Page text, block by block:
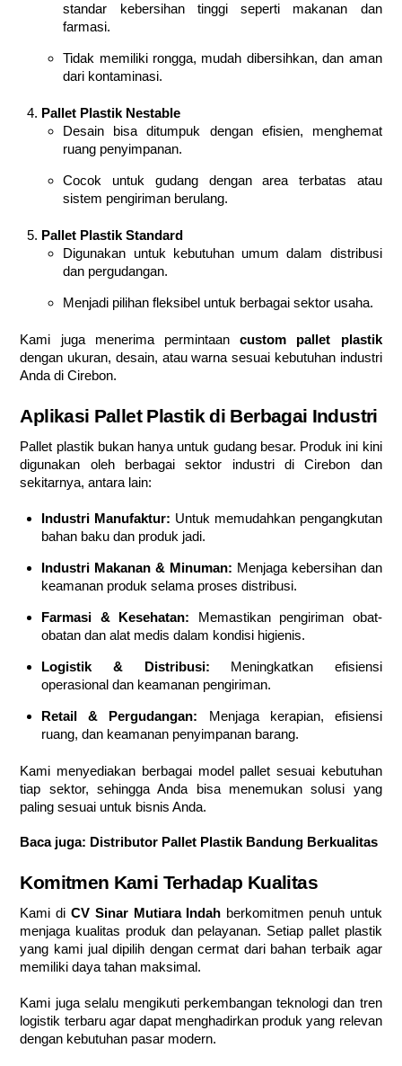
standar kebersihan tinggi seperti makanan dan
farmasi.
Tidak memiliki rongga, mudah dibersihkan, dan aman
dari kontaminasi.
Pallet Plastik Nestable
Desain bisa ditumpuk dengan efisien, menghemat
ruang penyimpanan.
Cocok untuk gudang dengan area terbatas atau
sistem pengiriman berulang.
Pallet Plastik Standard
Digunakan untuk kebutuhan umum dalam distribusi
dan pergudangan.
Menjadi pilihan fleksibel untuk berbagai sektor usaha.
Kami juga menerima permintaancustom pallet plastik
dengan ukuran, desain, atau warna sesuai kebutuhan industri
Anda di Cirebon.
Aplikasi Pallet Plastik di Berbagai Industri
Pallet plastik bukan hanya untuk gudang besar. Produk ini kini
digunakan oleh berbagai sektor industri di Cirebon dan
sekitarnya, antara lain:
Industri Manufaktur: Untuk memudahkan pengangkutan
bahan baku dan produk jadi.
Industri Makanan & Minuman: Menjaga kebersihan dan
keamanan produk selama proses distribusi.
Farmasi & Kesehatan: Memastikan pengiriman obat-
obatan dan alat medis dalam kondisi higienis.
Logistik & Distribusi: Meningkatkan efisiensi
operasional dan keamanan pengiriman.
Retail & Pergudangan: Menjaga kerapian, efisiensi
ruang, dan keamanan penyimpanan barang.
Kami menyediakan berbagai model pallet sesuai kebutuhan
tiap sektor, sehingga Anda bisa menemukan solusi yang
paling sesuai untuk bisnis Anda.
Baca juga: Distributor Pallet Plastik Bandung Berkualitas
Komitmen Kami Terhadap Kualitas
Kami di CV Sinar Mutiara Indah berkomitmen penuh untuk
menjaga kualitas produk dan pelayanan. Setiap pallet plastik
yang kami jual dipilih dengan cermat dari bahan terbaik agar
memiliki daya tahan maksimal.
Kami juga selalu mengikuti perkembangan teknologi dan tren
logistik terbaru agar dapat menghadirkan produk yang relevan
dengan kebutuhan pasar modern.